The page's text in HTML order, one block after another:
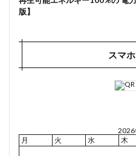
版】
スマ
2026
月
火 水 木